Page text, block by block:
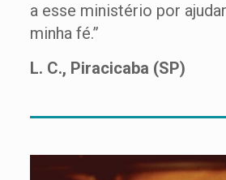
a esse ministério por
minha fé.”
L. C., Piracicaba (SP)